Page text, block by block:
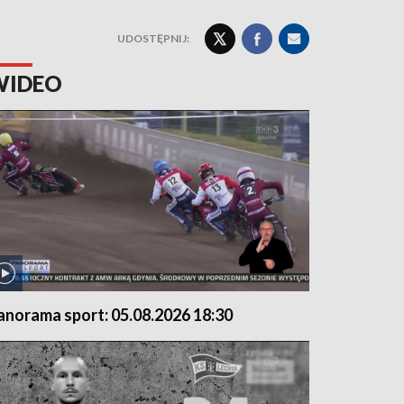
UDOSTĘPNIJ:
sport: 05.08.2026 18:30